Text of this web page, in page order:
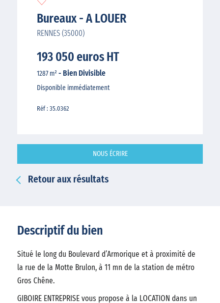
Bureaux - A LOUER
RENNES (35000)
193 050 euros HT
1287 m² - Bien Divisible
Disponible immédiatement
Réf : 35.0362
NOUS ÉCRIRE
Retour aux résultats
Descriptif du bien
Situé le long du Boulevard d’Armorique et à proximité de
la rue de la Motte Brulon, à 11 mn de la station de métro
Gros Chêne.
GIBOIRE ENTREPRISE vous propose à la LOCATION dans un